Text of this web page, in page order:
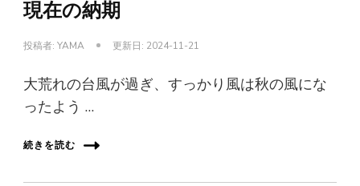
現在の納期
投稿者: YAMA 更新日: 2024-11-21
大荒れの台風が過ぎ、すっかり風は秋の風にな
ったよう …
続きを読む